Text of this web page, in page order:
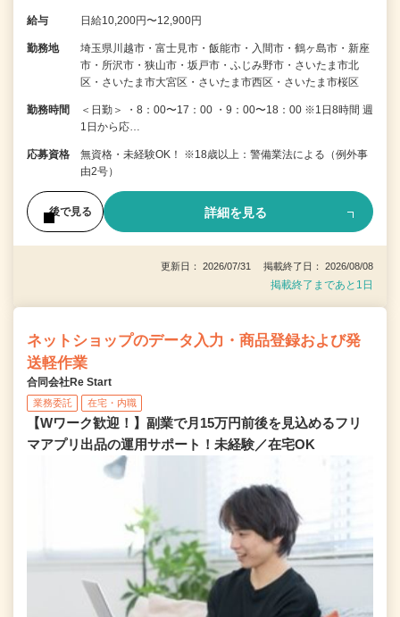
給与 日給10,200円〜12,900円
勤務地
埼玉県川越市・富士見市・飯能市・入間市・鶴ヶ島市・新座
市・所沢市・狭山市・坂戸市・ふじみ野市・さいたま市北
区・さいたま市大宮区・さいたま市西区・さいたま市桜区
勤務時間
＜日勤＞ ・8：00〜17：00 ・9：00〜18：00 ※1日8時間 週
1日から応…
応募資格
無資格・未経験OK！ ※18歳以上：警備業法による（例外事
由2号）
後で見る 詳細を見る
更新日： 2026/07/31 掲載終了日： 2026/08/08
掲載終了まであと1日
ネットショップのデータ入力・商品登録および発
送軽作業
合同会社Re Start
業務委託 在宅・内職
【Wワーク歓迎！】副業で月15万円前後を見込めるフリ
マアプリ出品の運用サポート！未経験／在宅OK